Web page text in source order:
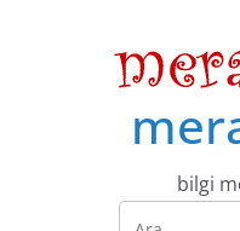
bilgi